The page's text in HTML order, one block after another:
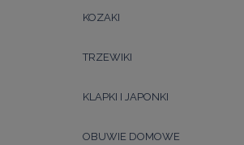
KOZAKI
TRZEWIKI
KLAPKI I JAPONKI
OBUWIE DOMOWE